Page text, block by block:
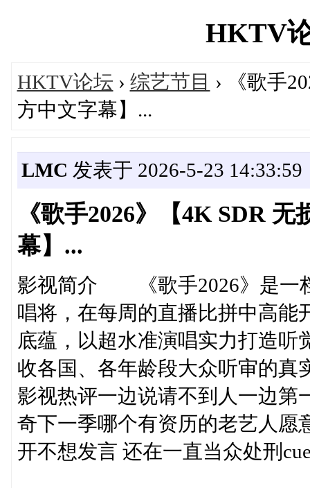
HKTV
HKTV论坛 › 综艺节目 › 《歌手
方中文字幕】...
LMC 发表于 2026-5-23 14:33:59
《歌手2026》【4K SDR
幕】...
影视简介 《歌手2026》是一
唱将，在每周的直播比拼中高能
底蕴，以超水准演唱实力打造听
收各国、各年龄段大众听审的真
影视热评一边说请不到人一边第
奇下一季哪个有资历的老艺人愿
开不想发言 还在一直当众处刑